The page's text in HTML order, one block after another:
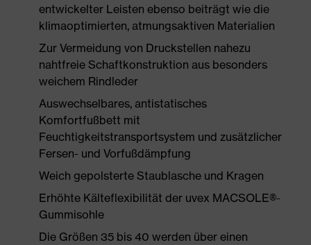
entwickelter Leisten ebenso beiträgt wie die
klimaoptimierten, atmungsaktiven Materialien
Zur Vermeidung von Druckstellen nahezu
nahtfreie Schaftkonstruktion aus besonders
weichem Rindleder
Auswechselbares, antistatisches
Komfortfußbett mit
Feuchtigkeitstransportsystem und zusätzlicher
Fersen- und Vorfußdämpfung
Weich gepolsterte Staublasche und Kragen
Erhöhte Kälteflexibilität der uvex MACSOLE®-
Gummisohle
Die Größen 35 bis 40 werden über einen